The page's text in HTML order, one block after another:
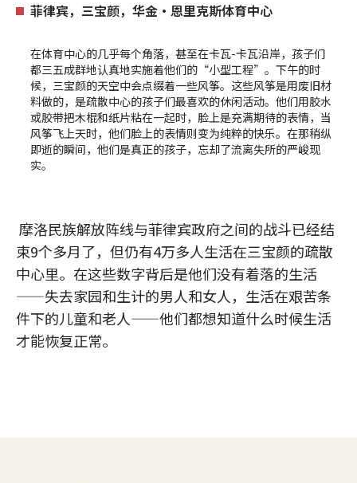
菲律宾，三宝颜，华金•恩里克斯体育中心
在体育中心的几乎每个角落，甚至在卡瓦-卡瓦沿岸，孩子们
都三五成群地认真地实施着他们的“小型工程”。下午的时
候，三宝颜的天空中会点缀着一些风筝。这些风筝是用废旧材
料做的，是疏散中心的孩子们最喜欢的休闲活动。他们用胶水
或胶带把木棍和纸片粘在一起时，脸上是充满期待的表情，当
风筝飞上天时，他们脸上的表情则变为纯粹的快乐。在那稍纵
即逝的瞬间，他们是真正的孩子，忘却了流离失所的严峻现
实。
摩洛民族解放阵线与菲律宾政府之间的战斗已经结
束9个多月了，但仍有4万多人生活在三宝颜的疏散
中心里。在这些数字背后是他们没有着落的生活
——失去家园和生计的男人和女人，生活在艰苦条
件下的儿童和老人——他们都想知道什么时候生活
才能恢复正常。